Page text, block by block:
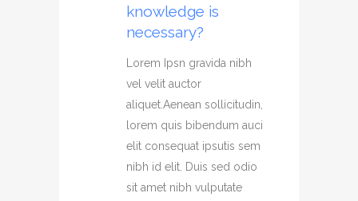
knowledge is
necessary?
Lorem Ipsn gravida nibh
vel velit auctor
aliquet.Aenean sollicitudin,
lorem quis bibendum auci
elit consequat ipsutis sem
nibh id elit. Duis sed odio
sit amet nibh vulputate